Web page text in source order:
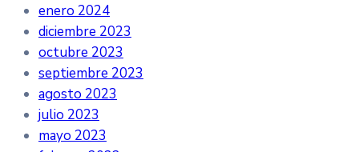
enero 2024
diciembre 2023
octubre 2023
septiembre 2023
agosto 2023
julio 2023
mayo 2023